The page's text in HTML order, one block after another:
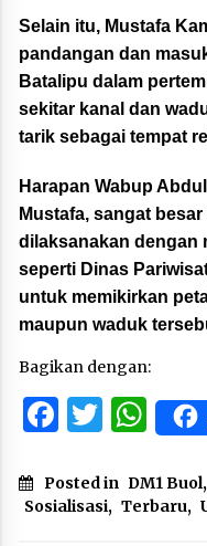
Selain itu, Mustafa
pandangan dan
Batalipu dalam
sekitar kanal dan
tarik sebagai tempat
Harapan Wabup
Mustafa, sangat
dilaksanakan dengan
seperti Dinas
untuk memikirkan
maupun waduk
Bagikan dengan:
Posted in DM1 Buol,
Sosialisasi, Terbaru,